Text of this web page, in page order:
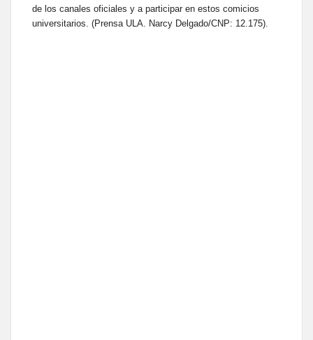
de los canales oficiales y a participar en estos comicios
universitarios. (Prensa ULA. Narcy Delgado/CNP: 12.175).